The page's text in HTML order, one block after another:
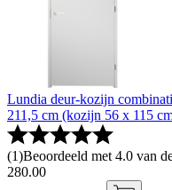
Lundia deur-kozijn
211,5 cm (kozijn 56 x 115
(1)Beoordeeld met 4.0 van
280.00